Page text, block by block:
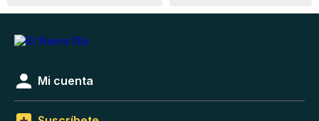
Mi cuenta